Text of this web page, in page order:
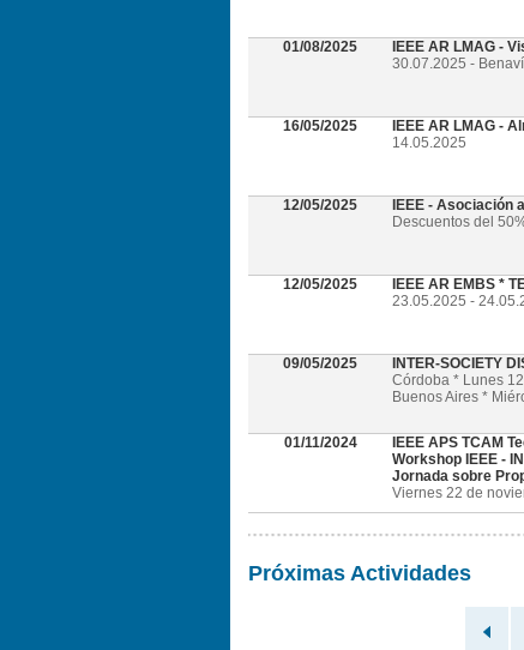
01/08/2025
IEEE AR LMAG -
30.07.2025 -
16/05/2025
IEEE AR LMAG -
14.05.2025
12/05/2025
IEEE - Asociación
Descuentos del
12/05/2025
IEEE AR EMBS *
23.05.2025 -
09/05/2025
INTER-SOCIETY
Córdoba * Lunes
Buenos Aires *
01/11/2024
IEEE APS TCAM
Workshop IEEE -
Jornada sobre
Viernes 22 de
Próximas Actividades